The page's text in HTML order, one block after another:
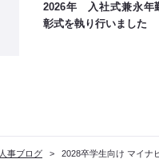
2026年 入社式兼永年
彰式を執り行いました
人事ブログ 2028卒学生向け マイナ